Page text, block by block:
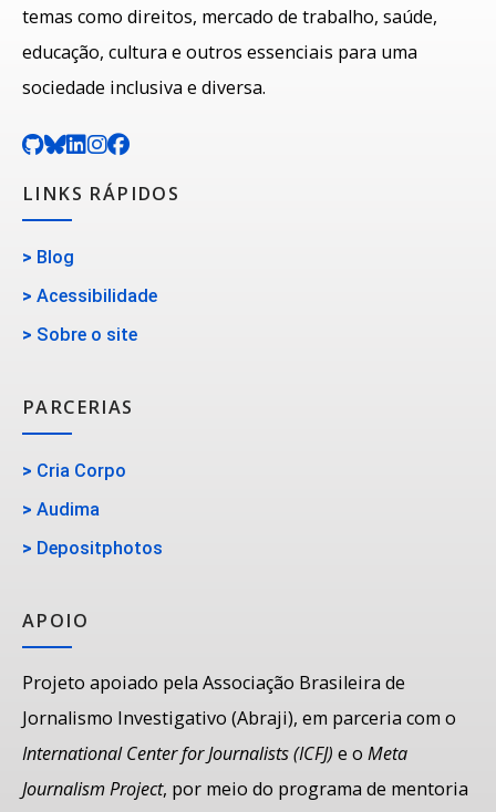
temas como direitos, mercado de trabalho, saúde,
educação, cultura e outros essenciais para uma
sociedade inclusiva e diversa.
LINKS RÁPIDOS
> Blog
> Acessibilidade
> Sobre o site
PARCERIAS
> Cria Corpo
> Audima
> Depositphotos
APOIO
Projeto apoiado pela Associação Brasileira de
Jornalismo Investigativo (Abraji), em parceria com o
International Center for Journalists (ICFJ) e o Meta
Journalism Project, por meio do programa de mentoria